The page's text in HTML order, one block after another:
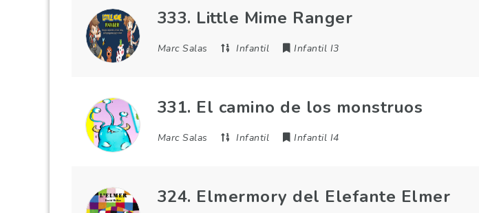
333. Little Mime Ranger
Marc Salas Infantil Infantil I3
331. El camino de los monstruos
Marc Salas Infantil Infantil I4
324. Elmermory del Elefante Elmer